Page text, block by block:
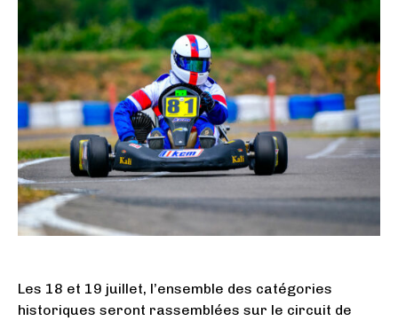
Les 18 et 19 juillet, l’ensemble des catégories
historiques seront rassemblées sur le circuit de